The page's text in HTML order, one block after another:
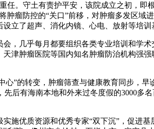
。守土有责护平安，该院成立之初，即
瘤防控的“关口”前移，对肿瘤多发区
立了超声、消化内镜、心电、放射等培
几乎每月都要组织各类专业培训和学
津肿瘤医院等国内知名肿瘤防治机构强
”的转变，肿瘤筛查与健康教育同步，早
后有海南本地和外来过冬度假的3000
优质资源和优秀专家“双下沉”，促进基